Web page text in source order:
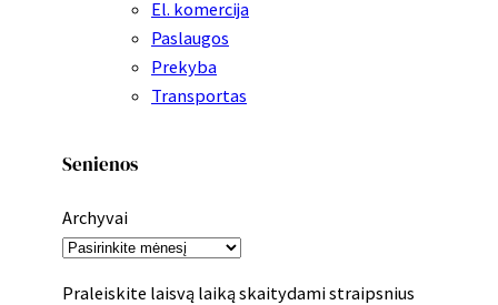
El. komercija
Paslaugos
Prekyba
Transportas
Senienos
Archyvai
Praleiskite laisvą laiką skaitydami straipsnius